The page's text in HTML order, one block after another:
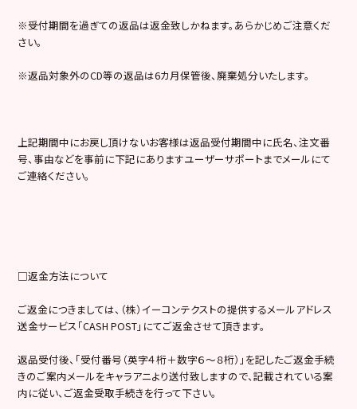
※受付期間を過ぎての返品は返金致しかねます。あらかじめご注意くだ
さい。
※返品対象外のCD等の返品は6カ月保管後、廃棄処分いたします。
上記期間中にお戻し頂けないお客様は返品受付期間中に氏名、注文番
号、事由などを事前に下記にありますユーザーサポートまでメールにて
ご連絡ください。
□返金方法について
ご返金につきましては、（株）イーコンテクストの提供するメールアドレス
送金サービス「CASH POST」にてご返金させて頂きます。
返品受付後、「受付番号（英字４桁＋数字６～８桁）」を記したご返金手続
きのご案内メールをキャラアニより送付致しますので、記載されている案
内に従い、ご返金受取手続きを行って下さい。